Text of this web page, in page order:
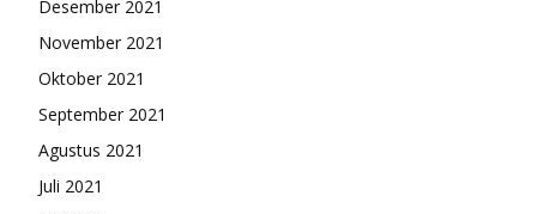
Desember 2021
November 2021
Oktober 2021
September 2021
Agustus 2021
Juli 2021